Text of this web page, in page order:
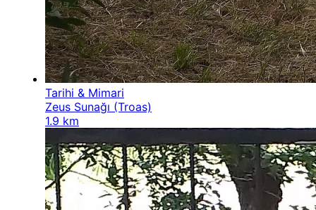
Tarihi & Mimari
Zeus Sunağı (Troas)
1.9 km